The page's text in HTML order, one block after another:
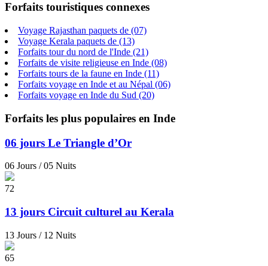
Forfaits touristiques connexes
Voyage Rajasthan paquets de (07)
Voyage Kerala paquets de (13)
Forfaits tour du nord de l'Inde (21)
Forfaits de visite religieuse en Inde (08)
Forfaits tours de la faune en Inde (11)
Forfaits voyage en Inde et au Népal (06)
Forfaits voyage en Inde du Sud (20)
Forfaits les plus populaires en Inde
06 jours Le Triangle d’Or
06 Jours / 05 Nuits
72
13 jours Circuit culturel au Kerala
13 Jours / 12 Nuits
65